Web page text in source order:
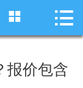
 首页
藏线租车
 
报价包含